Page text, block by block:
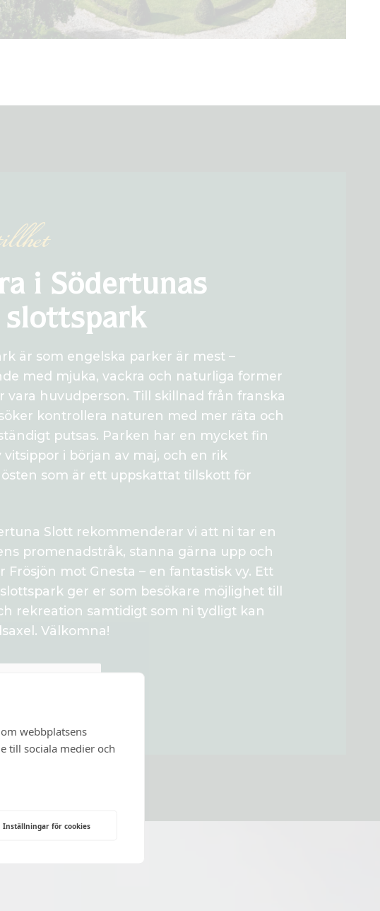
webbplatsens
till sociala medier och
Inställningar för cookies
i Södertunas
är som engelska parker är mest –
med mjuka, vackra och naturliga former
vara huvudperson. Till skillnad från franska
kontrollera naturen med mer räta och
putsas. Parken har en mycket fin
i början av maj, och en rik
som är ett uppskattat tillskott för
Slott rekommenderar vi att ni tar en
promenadstråk, stanna gärna upp och
Frösjön mot Gnesta – en fantastisk vy. Ett
ger er som besökare möjlighet till
rekreation samtidigt som ni tydligt kan
Välkomna!